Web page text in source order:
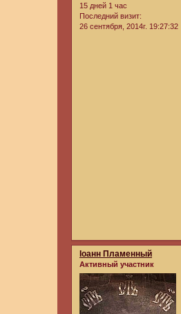
15 дней 1 час
Последний визит:
26 сентября, 2014г. 19:27:32
Iоанн Пламенный
Активный участник